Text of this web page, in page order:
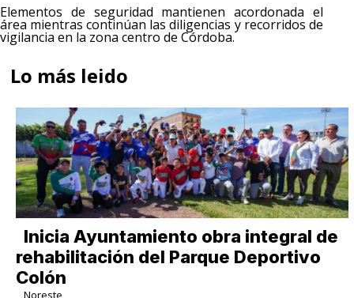
Elementos de seguridad mantienen acordonada el
área mientras continúan las diligencias y recorridos de
vigilancia en la zona centro de Córdoba.
Lo más leido
Inicia Ayuntamiento obra integral de
rehabilitación del Parque Deportivo
Colón
Noreste